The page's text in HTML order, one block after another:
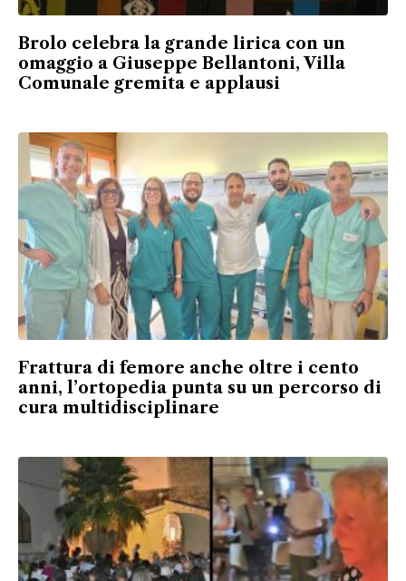
Brolo celebra la grande lirica con un
omaggio a Giuseppe Bellantoni, Villa
Comunale gremita e applausi
Frattura di femore anche oltre i cento
anni, l’ortopedia punta su un percorso di
cura multidisciplinare